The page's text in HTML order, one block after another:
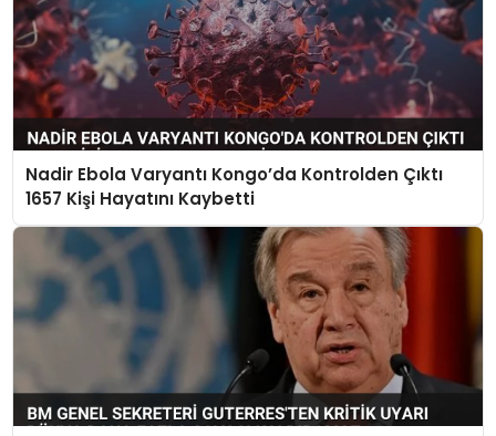
Nadir Ebola Varyantı Kongo’da Kontrolden Çıktı
1657 Kişi Hayatını Kaybetti